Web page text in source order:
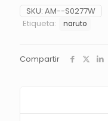
Uchiha
de
Naruto
oficial
SKU: AM--S0277W
Etiqueta:
naruto
Compartir